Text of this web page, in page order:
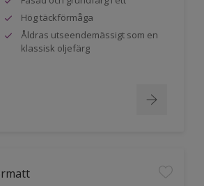
Hög täckförmåga
Åldras utseendemässigt som en
klassisk oljefärg